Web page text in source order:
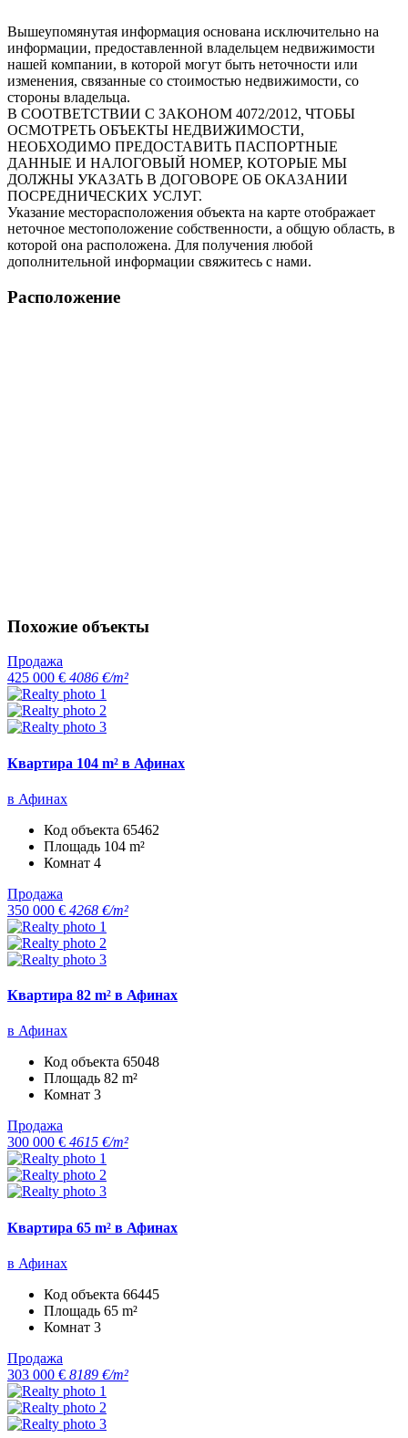
Вышеупомянутая информация основана исключительно на
информации, предоставленной владельцем недвижимости
нашей компании, в которой могут быть неточности или
изменения, связанные со стоимостью недвижимости, со
стороны владельца.
В СООТВЕТСТВИИ С ЗАКОНОМ 4072/2012, ЧТОБЫ
ОСМОТРЕТЬ ОБЪЕКТЫ НЕДВИЖИМОСТИ,
НЕОБХОДИМО ПРЕДОСТАВИТЬ ПАСПОРТНЫЕ
ДАННЫЕ И НАЛОГОВЫЙ НОМЕР, КОТОРЫЕ МЫ
ДОЛЖНЫ УКАЗАТЬ В ДОГОВОРЕ ОБ ОКАЗАНИИ
ПОСРЕДНИЧЕСКИХ УСЛУГ.
Указание месторасположения объекта на карте отображает
неточное местоположение собственности, а общую область, в
которой она расположена. Для получения любой
дополнительной информации свяжитесь с нами.
Расположение
Похожие объекты
Продажа
425 000 € 4086 €/m²
Квартира 104 m² в Афинах
в Афинах
Код объекта 65462
Площадь 104 m²
Комнат 4
Продажа
350 000 € 4268 €/m²
Квартира 82 m² в Афинах
в Афинах
Код объекта 65048
Площадь 82 m²
Комнат 3
Продажа
300 000 € 4615 €/m²
Квартира 65 m² в Афинах
в Афинах
Код объекта 66445
Площадь 65 m²
Комнат 3
Продажа
303 000 € 8189 €/m²